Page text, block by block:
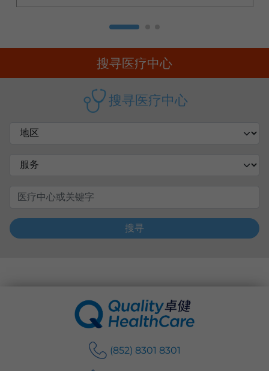
搜寻医疗中心
搜寻医疗中心
搜寻
(852) 8301 8301